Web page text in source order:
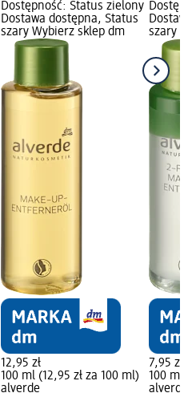
Dostępność: Status zielony
Dostawa dostępna, Status
szary Wybierz sklep dm
12,95 zł
100 ml (12,95 zł za 100 ml)
alverde
szary
7,95 zł
100 ml
alverde